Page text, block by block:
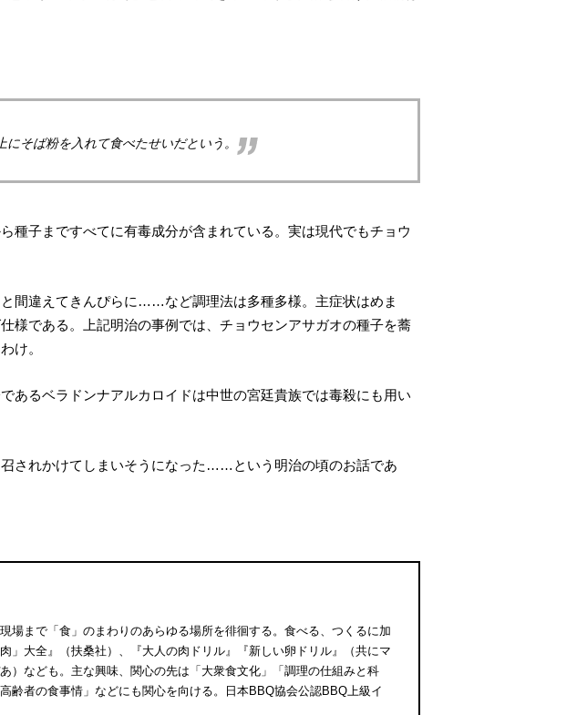
そば粉を入れて食べたせいだという。
種子まですべてに有毒成分が含まれている。実は現代でもチョウ
間違えてきんぴらに……など調理法は多種多様。主症状はめま
様である。
上記明治の事例では、チョウセンアサガオの種子を蕎
け。
あるベラドンナアルカロイドは中世の宮廷貴族では毒殺にも用い
されかけてしまいそうになった……という明治の頃のお話であ
場まで「食」のまわりのあらゆる場所を徘徊する。食べる、つくるに加
」大全』（扶桑社）、『大人の肉ドリル』『新しい卵ドリル』（共にマ
）なども。主な興味、関心の先は「大衆食文化」「調理の仕組みと科
齢者の食事情」などにも関心を向ける。日本BBQ協会公認BBQ上級イ